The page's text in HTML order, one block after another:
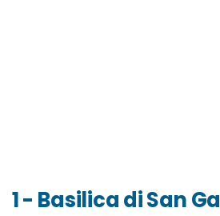
1 - Basilica di San